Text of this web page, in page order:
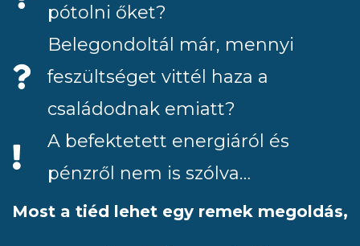
pótolni őket?
Belegondoltál már, mennyi
feszültséget vittél haza a
családodnak emiatt?
A befektetett energiáról és
pénzről nem is szólva…
Most a tiéd lehet egy remek megoldás,